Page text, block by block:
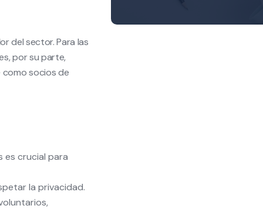
del sector. Para las
por su parte,
como socios de
es crucial para
la privacidad.